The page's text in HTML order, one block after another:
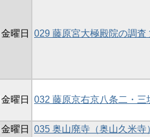
曜日 029 藤原宮大極殿院の調査
曜日 032 藤原京右京八条二・三
曜日
035 奥山廃寺（奥山久米寺